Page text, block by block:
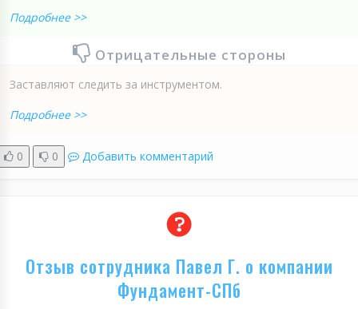
Подробнее >>
Отрицательные стороны
Заставляют следить за инструментом.
Подробнее >>
0 0 Добавить комментарий
Отзыв сотрудника Павел Г. о компании
Фундамент-СПб